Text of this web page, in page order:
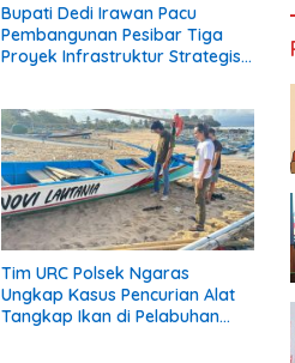
Bupati Dedi Irawan Pacu
Pembangunan Pesibar Tiga
Proyek Infrastruktur Strategis
Tim URC Polsek Ngaras
Ungkap Kasus Pencurian Alat
Tangkap Ikan di Pelabuhan